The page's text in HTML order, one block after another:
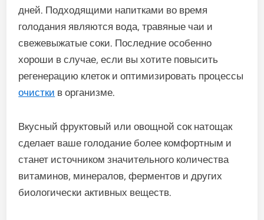
дней. Подходящими напитками во время
голодания являются вода, травяные чаи и
свежевыжатые соки. Последние особенно
хороши в случае, если вы хотите повысить
регенерацию клеток и оптимизировать процессы
очистки в организме.
Вкусный фруктовый или овощной сок натощак
сделает ваше голодание более комфортным и
станет источником значительного количества
витаминов, минералов, ферментов и других
биологически активных веществ.